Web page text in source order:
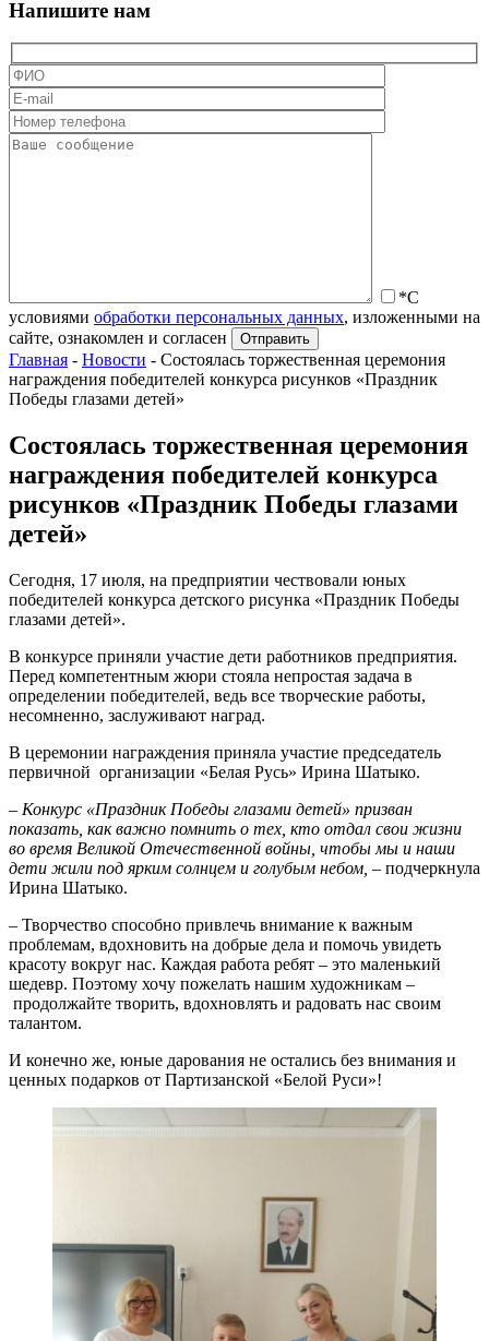
Напишите нам
*С
условиями обработки персональных данных, изложенными на
сайте, ознакомлен и согласен
Главная - Новости - Состоялась торжественная церемония
награждения победителей конкурса рисунков «Праздник
Победы глазами детей»
Состоялась торжественная церемония
награждения победителей конкурса
рисунков «Праздник Победы глазами
детей»
Сегодня, 17 июля, на предприятии чествовали юных
победителей конкурса детского рисунка «Праздник Победы
глазами детей».
В конкурсе приняли участие дети работников предприятия.
Перед компетентным жюри стояла непростая задача в
определении победителей, ведь все творческие работы,
несомненно, заслуживают наград.
В церемонии награждения приняла участие председатель
первичной организации «Белая Русь» Ирина Шатыко.
– Конкурс «Праздник Победы глазами детей» призван
показать, как важно помнить о тех, кто отдал свои жизни
во время Великой Отечественной войны, чтобы мы и наши
дети жили под ярким солнцем и голубым небом, – подчеркнула
Ирина Шатыко.
– Творчество способно привлечь внимание к важным
проблемам, вдохновить на добрые дела и помочь увидеть
красоту вокруг нас. Каждая работа ребят – это маленький
шедевр. Поэтому хочу пожелать нашим художникам –
продолжайте творить, вдохновлять и радовать нас своим
талантом.
И конечно же, юные дарования не остались без внимания и
ценных подарков от Партизанской «Белой Руси»!